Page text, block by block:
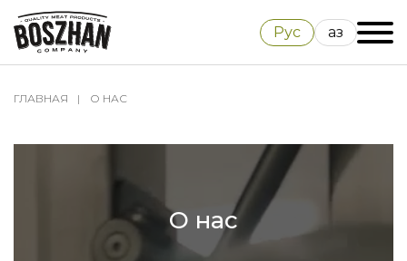
Рус Қаз
ГЛАВНАЯ О НАС
О нас